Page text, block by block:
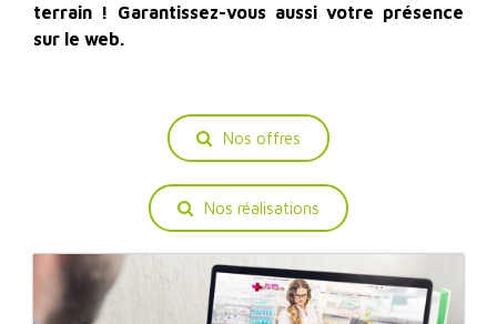
terrain ! Garantissez-vous aussi votre présence
sur le web.
Nos offres
Nos réalisations